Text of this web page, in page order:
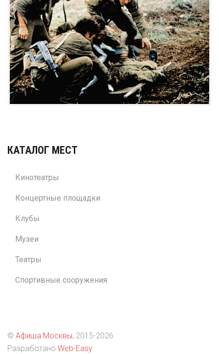
КАТАЛОГ МЕСТ
Кинотеатры
Концертные площадки
Клубы
Музеи
Театры
Спортивные сооружения
© Афиша Москвы, 2015-2026
Разработано Web-Easy